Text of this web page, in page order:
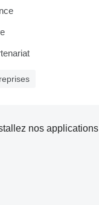
nos applications